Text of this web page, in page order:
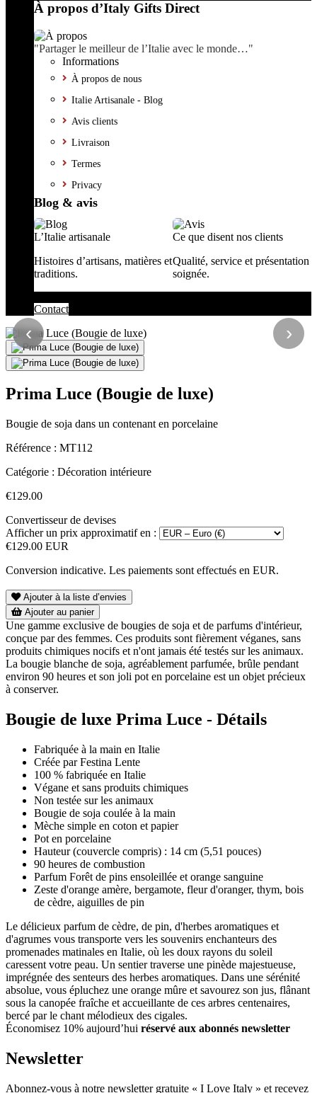
À propos d’Italy Gifts Direct
"Partager le meilleur de l’Italie avec le monde…"
Informations
À propos de nous
Italie Artisanale - Blog
Avis clients
Livraison
Termes
Privacy
Blog & avis
L’Italie artisanale
Histoires d’artisans, matières et
traditions.
Ce que disent nos clients
Qualité, service et présentation
soignée.
Contact
‹ ›
Prima Luce (Bougie de luxe)
Bougie de soja dans un contenant en porcelaine
Référence : MT112
Catégorie : Décoration intérieure
€129.00
Convertisseur de devises
Afficher un prix approximatif en :
€129.00 EUR
Conversion indicative. Les paiements sont effectués en EUR.
Ajouter à la liste d’envies
Ajouter au panier
Une gamme exclusive de bougies de soja et de parfums d'intérieur,
conçue par des femmes. Ces produits sont fièrement véganes, sans
produits chimiques nocifs et n'ont jamais été testés sur les animaux.
La bougie blanche de soja, agréablement parfumée, brûle pendant
environ 90 heures et son joli pot en porcelaine est un objet précieux
à conserver.
Bougie de luxe Prima Luce - Détails
Fabriquée à la main en Italie
Créée par Festina Lente
100 % fabriquée en Italie
Végane et sans produits chimiques
Non testée sur les animaux
Bougie de soja coulée à la main
Mèche simple en coton et papier
Pot en porcelaine
Hauteur (couvercle compris) : 14 cm (5,51 pouces)
90 heures de combustion
Parfum Forêt de pins ensoleillée et orange sanguine
Zeste d'orange amère, bergamote, fleur d'oranger, thym, bois
de cèdre, aiguilles de pin
Le délicieux parfum de cèdre, de pin, d'herbes aromatiques et
d'agrumes vous transporte vers les souvenirs enchanteurs des
promenades matinales en Italie, où les doux rayons du soleil
caressent votre peau. Un sentier traverse une pinède majestueuse,
imprégnée des senteurs des herbes aromatiques. Dans une sérénité
absolue, vous épluchez une orange mûre et savourez son jus, flânant
sous la canopée fraîche et accueillante de ces arbres centenaires,
bercé par le chant mélodieux des cigales.
Économisez 10% aujourd’hui réservé aux abonnés newsletter
Newsletter
Abonnez-vous à notre newsletter gratuite « I Love Italy » et recevez